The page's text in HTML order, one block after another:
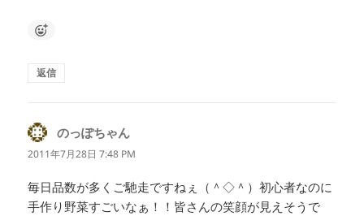
返信
のっぽちゃん
り:
2011年7月28日 7:48 PM
毎日品数が多くご馳走ですねぇ（＾◇＾）初心者なのに
手作り野菜すごいなぁ！！皆さんの笑顔が見えそうで